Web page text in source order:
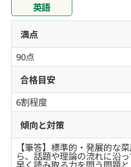
英語
満点
90点
合格目安
6割程度
傾向と対策
【筆答】標準的・発展的な
ら、話題や理論の流れに沿